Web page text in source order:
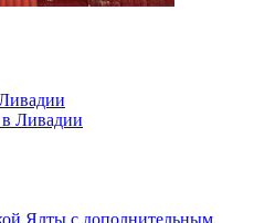
Ялты с дополнительным